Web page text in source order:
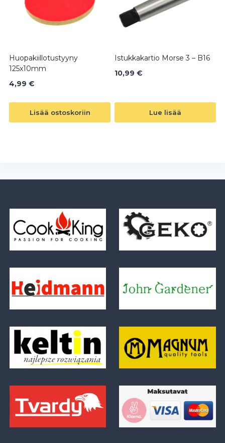
Huopakiillotustyyny
125x10mm
4,99 €
Lisää ostoskoriin
Istukkakartio Morse 3 – B16
10,99 €
Lue lisää